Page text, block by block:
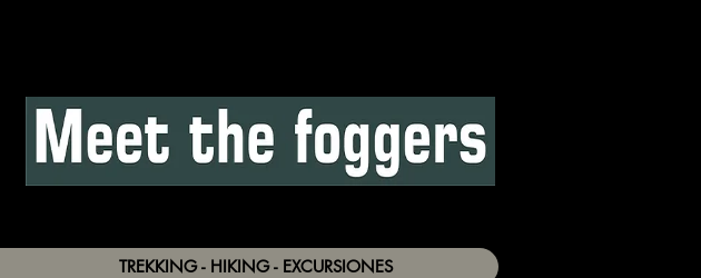
TREKKING - HIKING - EXCURSIONES